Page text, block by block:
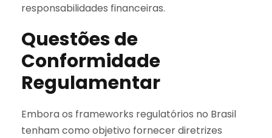
responsabilidades financeiras.
Questões de
Conformidade
Regulamentar
Embora os frameworks regulatórios no Brasil
tenham como objetivo fornecer diretrizes